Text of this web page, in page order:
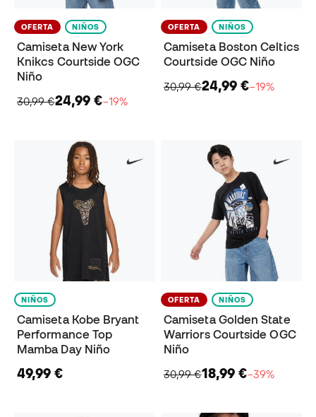
OFERTA NIÑOS
Camiseta New York
Knikcs Courtside OGC
Niño
30,99 €24,99 €−19%
OFERTA NIÑOS
Camiseta Boston Celtics
Courtside OGC Niño
30,99 €24,99 €−19%
NIÑOS
Camiseta Kobe Bryant
Performance Top
Mamba Day Niño
49,99 €
OFERTA NIÑOS
Camiseta Golden State
Warriors Courtside OGC
Niño
30,99 €18,99 €−39%